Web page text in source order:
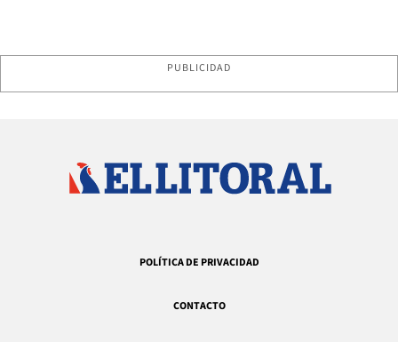
PUBLICIDAD
POLÍTICA DE PRIVACIDAD
CONTACTO